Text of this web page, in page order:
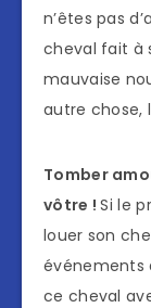
n’êtes pas
cheval fait à
mauvaise
autre chose,
Tomber
vôtre !Si le
louer son
événements
ce cheval